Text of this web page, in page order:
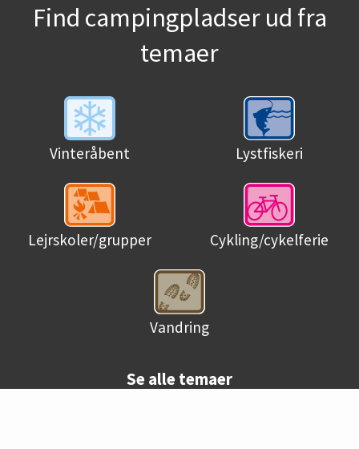
Find campingpladser ud fra
temaer
Vinteråbent Lystfiskeri
Lejrskoler/grupper Cykling/cykelferie
Vandring
Se alle temaer